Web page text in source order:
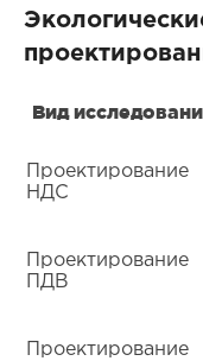
Вид
Проектирование
НДС
Проектирование
ПДВ
Проектирование